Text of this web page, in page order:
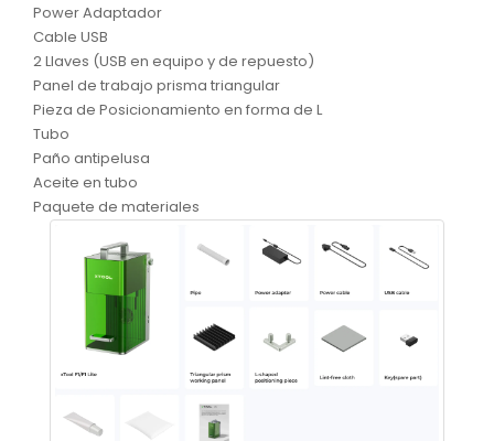
Power Adaptador
Cable USB
2 Llaves (USB en equipo y de repuesto)
Panel de trabajo prisma triangular
Pieza de Posicionamiento en forma de L
Tubo
Paño antipelusa
Aceite en tubo
Paquete de materiales